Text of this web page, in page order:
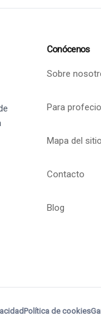
Conócenos
Sobre
Para
Mapa del sitio
Contacto
Blog
Política de cookies